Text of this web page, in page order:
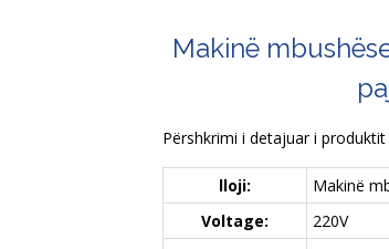
Makinë
Përshkrimi i detajuar i produktit
lloji: Makinë
Voltage:
220V